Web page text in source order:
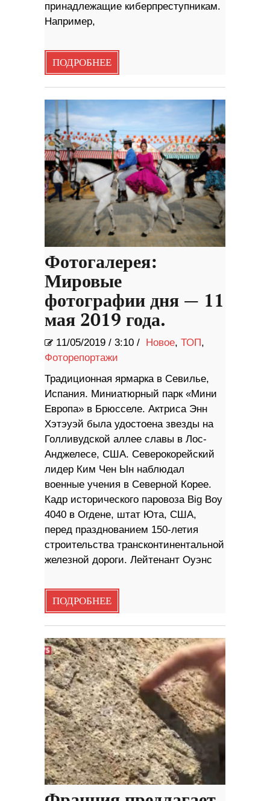
принадлежащие киберпреступникам.
Например,
ПОДРОБНЕЕ
Фотогалерея:
Мировые
фотографии дня — 11
мая 2019 года.
11/05/2019 / 3:10 / Новое, ТОП,
Фоторепортажи
Традиционная ярмарка в Севилье,
Испания. Миниатюрный парк «Мини
Европа» в Брюсселе. Актриса Энн
Хэтэуэй была удостоена звезды на
Голливудской аллее славы в Лос-
Анджелесе, США. Северокорейский
лидер Ким Чен Ын наблюдал
военные учения в Северной Корее.
Кадр исторического паровоза Big Boy
4040 в Огдене, штат Юта, США,
перед празднованием 150-летия
строительства трансконтинентальной
железной дороги. Лейтенант Оуэнс
ПОДРОБНЕЕ